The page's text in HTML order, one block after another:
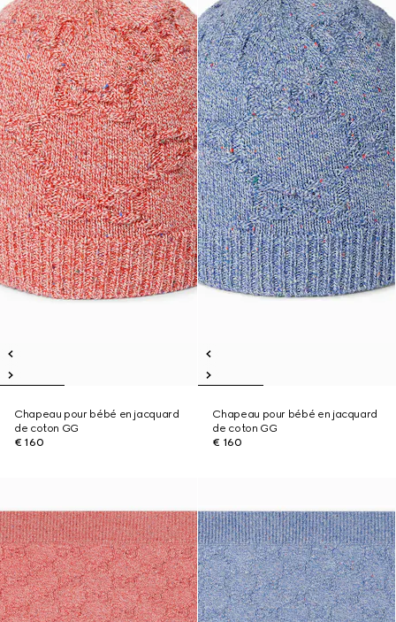
Chapeau pour bébé en jacquard
de coton GG
€ 160
Chapeau pour bébé en jacquard
de coton GG
€ 160